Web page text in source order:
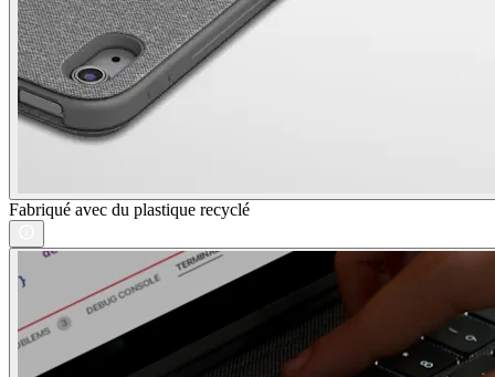
Fabriqué avec du plastique recyclé